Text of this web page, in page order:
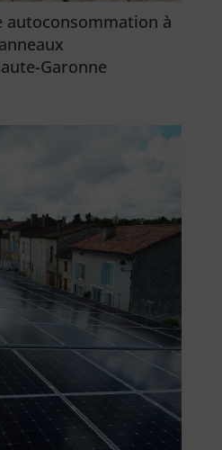
autoconsommation à
Garonne